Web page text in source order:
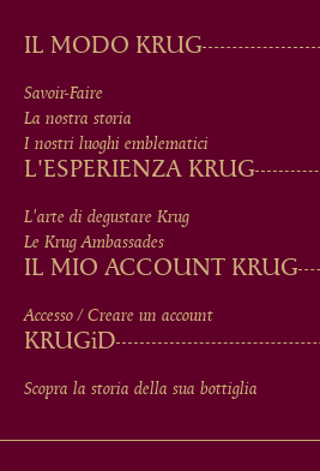
MAIN
MEN
IN
FOOTER
IL MODO KRUG
Savoir-Faire
La nostra storia
I nostri luoghi emblematici
L'ESPERIENZA KRUG
L'arte di degustare Krug
Le Krug Ambassades
IL MIO ACCOUNT KRUG
Accesso / Creare un account
KRUGiD
Scopra la storia della sua bottiglia